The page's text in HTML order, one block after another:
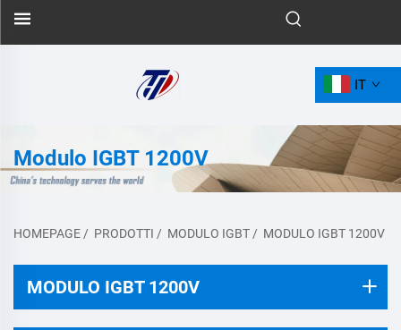
IT
Modulo IGBT 1200V
HOMEPAGE / PRODOTTI / MODULO IGBT / MODULO IGBT 1200V
MODULO IGBT 1200V